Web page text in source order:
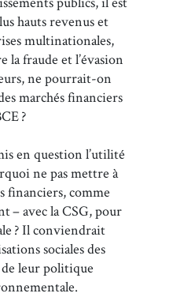
hauts revenus et
multinationales,
fraude et l’évasion
ne pourrait-on
marchés financiers
?
en question l’utilité
ne pas mettre à
financiers, comme
– avec la CSG, pour
? Il conviendrait
sociales des
leur politique